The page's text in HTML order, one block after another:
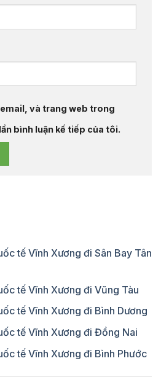
và trang web trong
bình luận kế tiếp của tôi.
tế Vĩnh Xương đi Sân Bay Tân
tế Vĩnh Xương đi Vũng Tàu
tế Vĩnh Xương đi Bình Dương
tế Vĩnh Xương đi Đồng Nai
tế Vĩnh Xương đi Bình Phước